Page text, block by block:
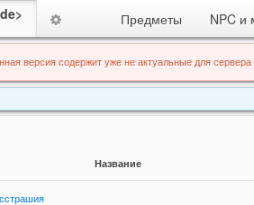
Предметы NPC и
версия содержит уже не актуальные для сервера
Название